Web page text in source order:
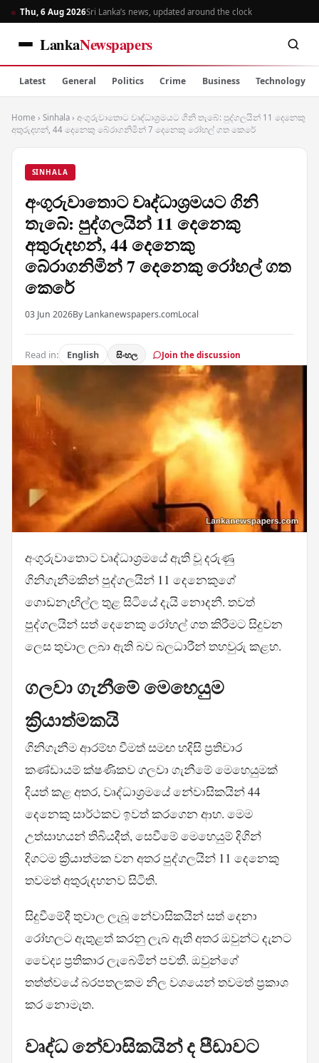
Thu, 6 Aug 2026Sri Lanka’s news, updated around the clock
LankaNewspapers
Latest General Politics Crime Business Technology
Home › Sinhala › අංගුරුවාතොට වෘද්ධාශ්‍රමයට ගිනි තැබේ: පුද්ගලයින් 11 දෙනෙකු
අතුරුදහන්, 44 දෙනෙකු බේරාගනිමින් 7 දෙනෙකු රෝහල් ගත කෙරේ
SINHALA
අංගුරුවාතොට වෘද්ධාශ්‍රමයට ගිනි
තැබේ: පුද්ගලයින් 11 දෙනෙකු
අතුරුදහන්, 44 දෙනෙකු
බේරාගනිමින් 7 දෙනෙකු රෝහල් ගත
කෙරේ
03 Jun 2026By Lankanewspapers.comLocal
Read in: English සිංහල Join the discussion
අංගුරුවාතොට වෘද්ධාශ්‍රමයේ ඇති වූ දරුණු
ගිනිගැනීමකින් පුද්ගලයින් 11 දෙනෙකුගේ
ගොඩනැඟිල්ල තුළ සිටියේ දැයි නොදනී. තවත්
පුද්ගලයින් සත් දෙනෙකු රෝහල් ගත කිරීමට සිදුවන
ලෙස තුවාල ලබා ඇති බව බලධාරීන් තහවුරු කළහ.
ගලවා ගැනීමේ මෙහෙයුම
ක්‍රියාත්මකයි
ගිනිගැනීම ආරම්භ වීමත් සමඟ හදිසි ප්‍රතිචාර
කණ්ඩායම් ක්ෂණිකව ගලවා ගැනීමේ මෙහෙයුමක්
දියත් කළ අතර, වෘද්ධාශ්‍රමයේ නේවාසිකයින් 44
දෙනෙකු සාර්ථකව ඉවත් කරගෙන ආහ. මෙම
උත්සාහයන් තිබියදීත්, සෙවීමේ මෙහෙයුම් දිගින්
දිගටම ක්‍රියාත්මක වන අතර පුද්ගලයින් 11 දෙනෙකු
තවමත් අතුරුදහනව සිටිති.
සිදුවීමේදී තුවාල ලැබූ නේවාසිකයින් සත් දෙනා
රෝහලට ඇතුළත් කරනු ලැබ ඇති අතර ඔවුන්ට දැනට
වෛද්‍ය ප්‍රතිකාර ලැබෙමින් පවතී. ඔවුන්ගේ
තත්ත්වයේ බරපතලකම නිල වශයෙන් තවමත් ප්‍රකාශ
කර නොමැත.
වෘද්ධ නේවාසිකයින් ද පීඩාවට